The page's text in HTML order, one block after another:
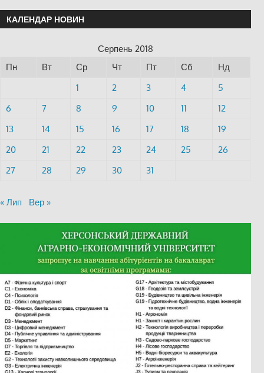
КАЛЕНДАР НОВИН
Серпень 2018
Пн
Вт Ср Чт Пт Сб
Нд
1
2 3 4
5
6
7 8 9 10 11
12
13
14 15 16 17 18
19
20
21 22 23 24 25
26
27
28 29 30 31
« Лип Вер »